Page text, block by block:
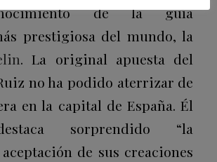
de la guía
prestigiosa del mundo, la
. La original apuesta del
no ha podido aterrizar de
en la capital de España. Él
sorprendido “la
de sus creaciones